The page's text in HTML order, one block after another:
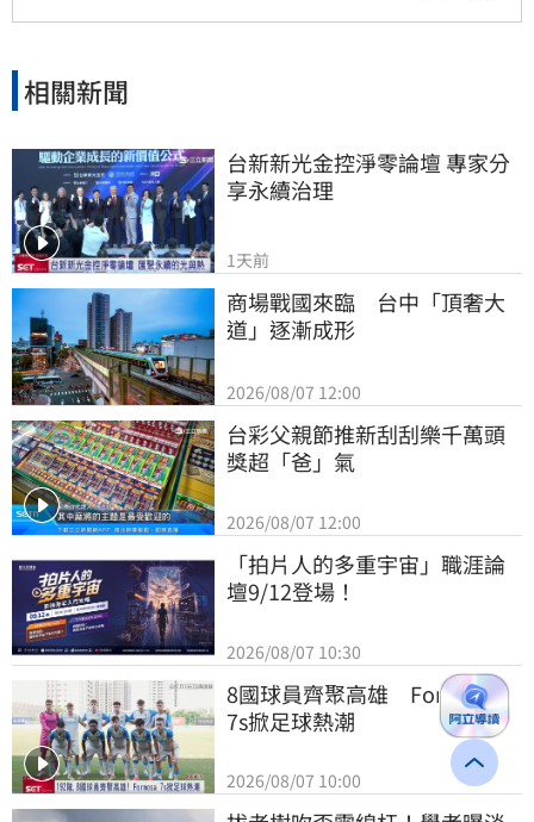
相關新聞
台新新光金控淨零論壇 專家分
享永續治理
1天前
商場戰國來臨　台中「頂奢大
道」逐漸成形
2026/08/07 12:00
台彩父親節推新刮刮樂千萬頭
獎超「爸」氣
2026/08/07 12:00
「拍片人的多重宇宙」職涯論
壇9/12登場！
2026/08/07 10:30
8國球員齊聚高雄　Formosa
7s掀足球熱潮
2026/08/07 10:00